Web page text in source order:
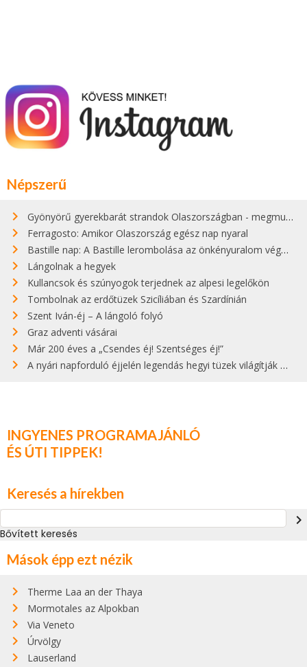
Népszerű
Gyönyörű gyerekbarát strandok Olaszországban - megmutatjuk a 15 legjobbat
Ferragosto: Amikor Olaszország egész nap nyaral
Bastille nap: A Bastille lerombolása az önkényuralom végét jelentette
Lángolnak a hegyek
Kullancsok és szúnyogok terjednek az alpesi legelőkön
Tombolnak az erdőtüzek Szicíliában és Szardínián
Szent Iván-éj – A lángoló folyó
Graz adventi vásárai
Már 200 éves a „Csendes éj! Szentséges éj!”
A nyári napforduló éjjelén legendás hegyi tüzek világítják meg Zugspitzét
INGYENES PROGRAMAJÁNLÓ
ÉS ÚTI TIPPEK!
Keresés a hírekben
navigate_next
Bővített keresés
Mások épp ezt nézik
Therme Laa an der Thaya
Mormotales az Alpokban
Via Veneto
Úrvölgy
Lauserland